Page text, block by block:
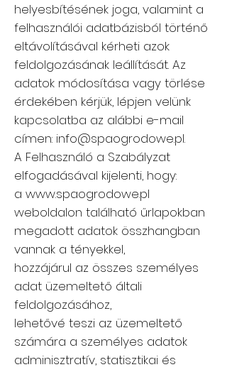
helyesbítésének joga, valamint a
felhasználói adatbázisból történő
eltávolításával kérheti azok
feldolgozásának leállítását. Az
adatok módosítása vagy törlése
érdekében kérjük, lépjen velünk
kapcsolatba az alábbi e-mail
címen: info@spaogrodowe.pl.
A Felhasználó a Szabályzat
elfogadásával kijelenti, hogy:
a www.spaogrodowe.pl
weboldalon található űrlapokban
megadott adatok összhangban
vannak a tényekkel,
hozzájárul az összes személyes
adat üzemeltető általi
feldolgozásához,
lehetővé teszi az üzemeltető
számára a személyes adatok
adminisztratív, statisztikai és